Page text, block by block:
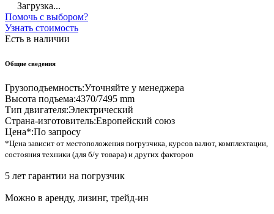
Загрузка...
Помочь с выбором?
Узнать стоимость
Есть в наличии
Общие сведения
Грузоподъемность:Уточняйте у менеджера
Высота подъема:4370/7495 mm
Тип двигателя:Электрический
Страна-изготовитель:Европейский союз
Цена*:По запросу
*Цена зависит от местоположения погрузчика, курсов валют, комплектации,
состояния техники (для б/у товара) и других факторов
5 лет гарантии на погрузчик
Можно в аренду, лизинг, трейд-ин